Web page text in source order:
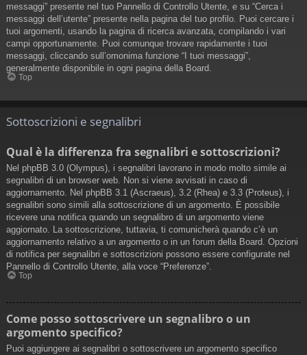
messaggi” presente nel tuo Pannello di Controllo Utente, e su “Cerca i
messaggi dell’utente” presente nella pagina del tuo profilo. Puoi cercare i
tuoi argomenti, usando la pagina di ricerca avanzata, compilando i vari
campi opportunamente. Puoi comunque trovare rapidamente i tuoi
messaggi, cliccando sull’omonima funzione “I tuoi messaggi”,
generalmente disponibile in ogni pagina della Board.
Top
Sottoscrizioni e segnalibri
Qual è la differenza fra segnalibri e sottoscrizioni?
Nel phpBB 3.0 (Olympus), i segnalibri lavorano in modo molto simile ai
segnalibri di un browser web. Non si viene avvisati in caso di
aggiornamento. Nel phpBB 3.1 (Ascraeus), 3.2 (Rhea) e 3.3 (Proteus), i
segnalibri sono simili alla sottoscrizione di un argomento. È possibile
ricevere una notifica quando un segnalibro di un argomento viene
aggiornato. La sottoscrizione, tuttavia, ti comunicherà quando c’è un
aggiornamento relativo a un argomento o in un forum della Board. Opzioni
di notifica per segnalibri e sottoscrizioni possono essere configurate nel
Pannello di Controllo Utente, alla voce “Preferenze”.
Top
Come posso sottoscrivere un segnalibro o un
argomento specifico?
Puoi aggiungere ai segnalibri o sottoscrivere un argomento specifico